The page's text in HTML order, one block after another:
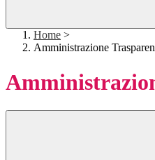
Home >
Amministrazione